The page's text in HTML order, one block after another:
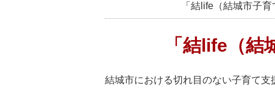
「結life（結城市子
「結life（
結城市における切れ目のない子育て支